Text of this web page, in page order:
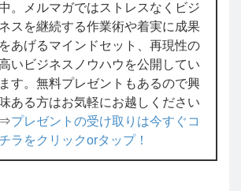
中。メルマガではストレスなくビジ
ネスを継続する作業術や着実に成果
をあげるマインドセット、再現性の
いビジネスノウハウを公開してい
ます。無料プレゼントもあるので興
味ある方はお気軽にお越しください
⇒プレゼントの受け取りは今すぐコ
ラをクリックorタップ！